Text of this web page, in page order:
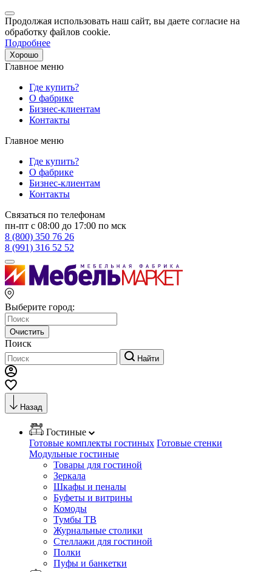
Продолжая использовать наш сайт, вы даете согласие на
обработку файлов cookie.
Подробнее
Хорошо
Главное меню
Где купить?
О фабрике
Бизнес-клиентам
Контакты
Главное меню
Где купить?
О фабрике
Бизнес-клиентам
Контакты
Связаться по телефонам
пн-пт с 08:00 до 17:00 по мск
8 (800) 350 76 26
8 (991) 316 52 52
Выберите город:
Очистить
Поиск
Найти
Назад
Гостиные
Готовые комплекты гостиных Готовые стенки
Модульные гостиные
Товары для гостиной
Зеркала
Шкафы и пеналы
Буфеты и витрины
Комоды
Тумбы ТВ
Журнальные столики
Стеллажи для гостиной
Полки
Пуфы и банкетки